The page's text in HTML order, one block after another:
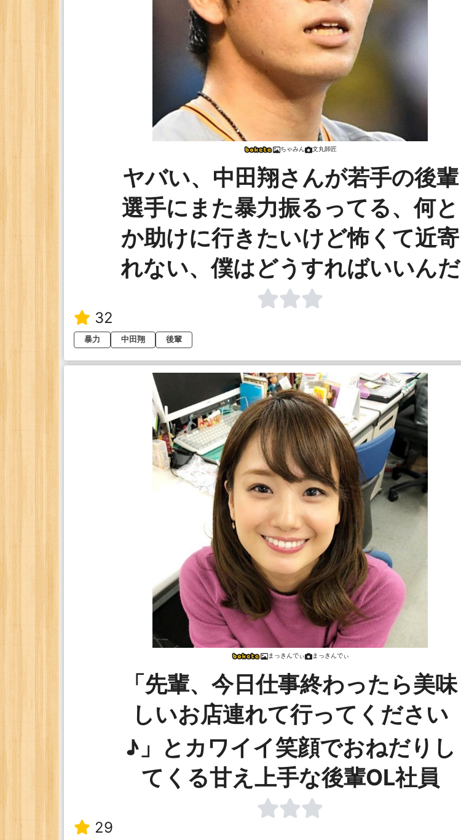
ちゃみん 文丸師匠
ヤバい、中田翔さんが若手の後輩
選手にまた暴力振るってる、何と
か助けに行きたいけど怖くて近寄
れない、僕はどうすればいいんだ
32
暴力
中田翔 後輩
まっきんでぃ まっきんでぃ
「先輩、今日仕事終わったら美味
しいお店連れて行ってください
♪」とカワイイ笑顔でおねだりし
てくる甘え上手な後輩OL社員
29